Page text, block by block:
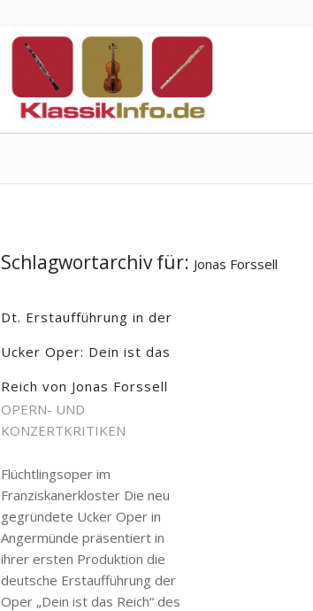
Schlagwortarchiv für: Jonas Forssell
Dt. Erstaufführung in der
Ucker Oper: Dein ist das
Reich von Jonas Forssell
OPERN- UND
KONZERTKRITIKEN
Flüchtlingsoper im
Franziskanerkloster Die neu
gegründete Ucker Oper in
Angermünde präsentiert in
ihrer ersten Produktion die
deutsche Erstaufführung der
Oper „Dein ist das Reich“ des